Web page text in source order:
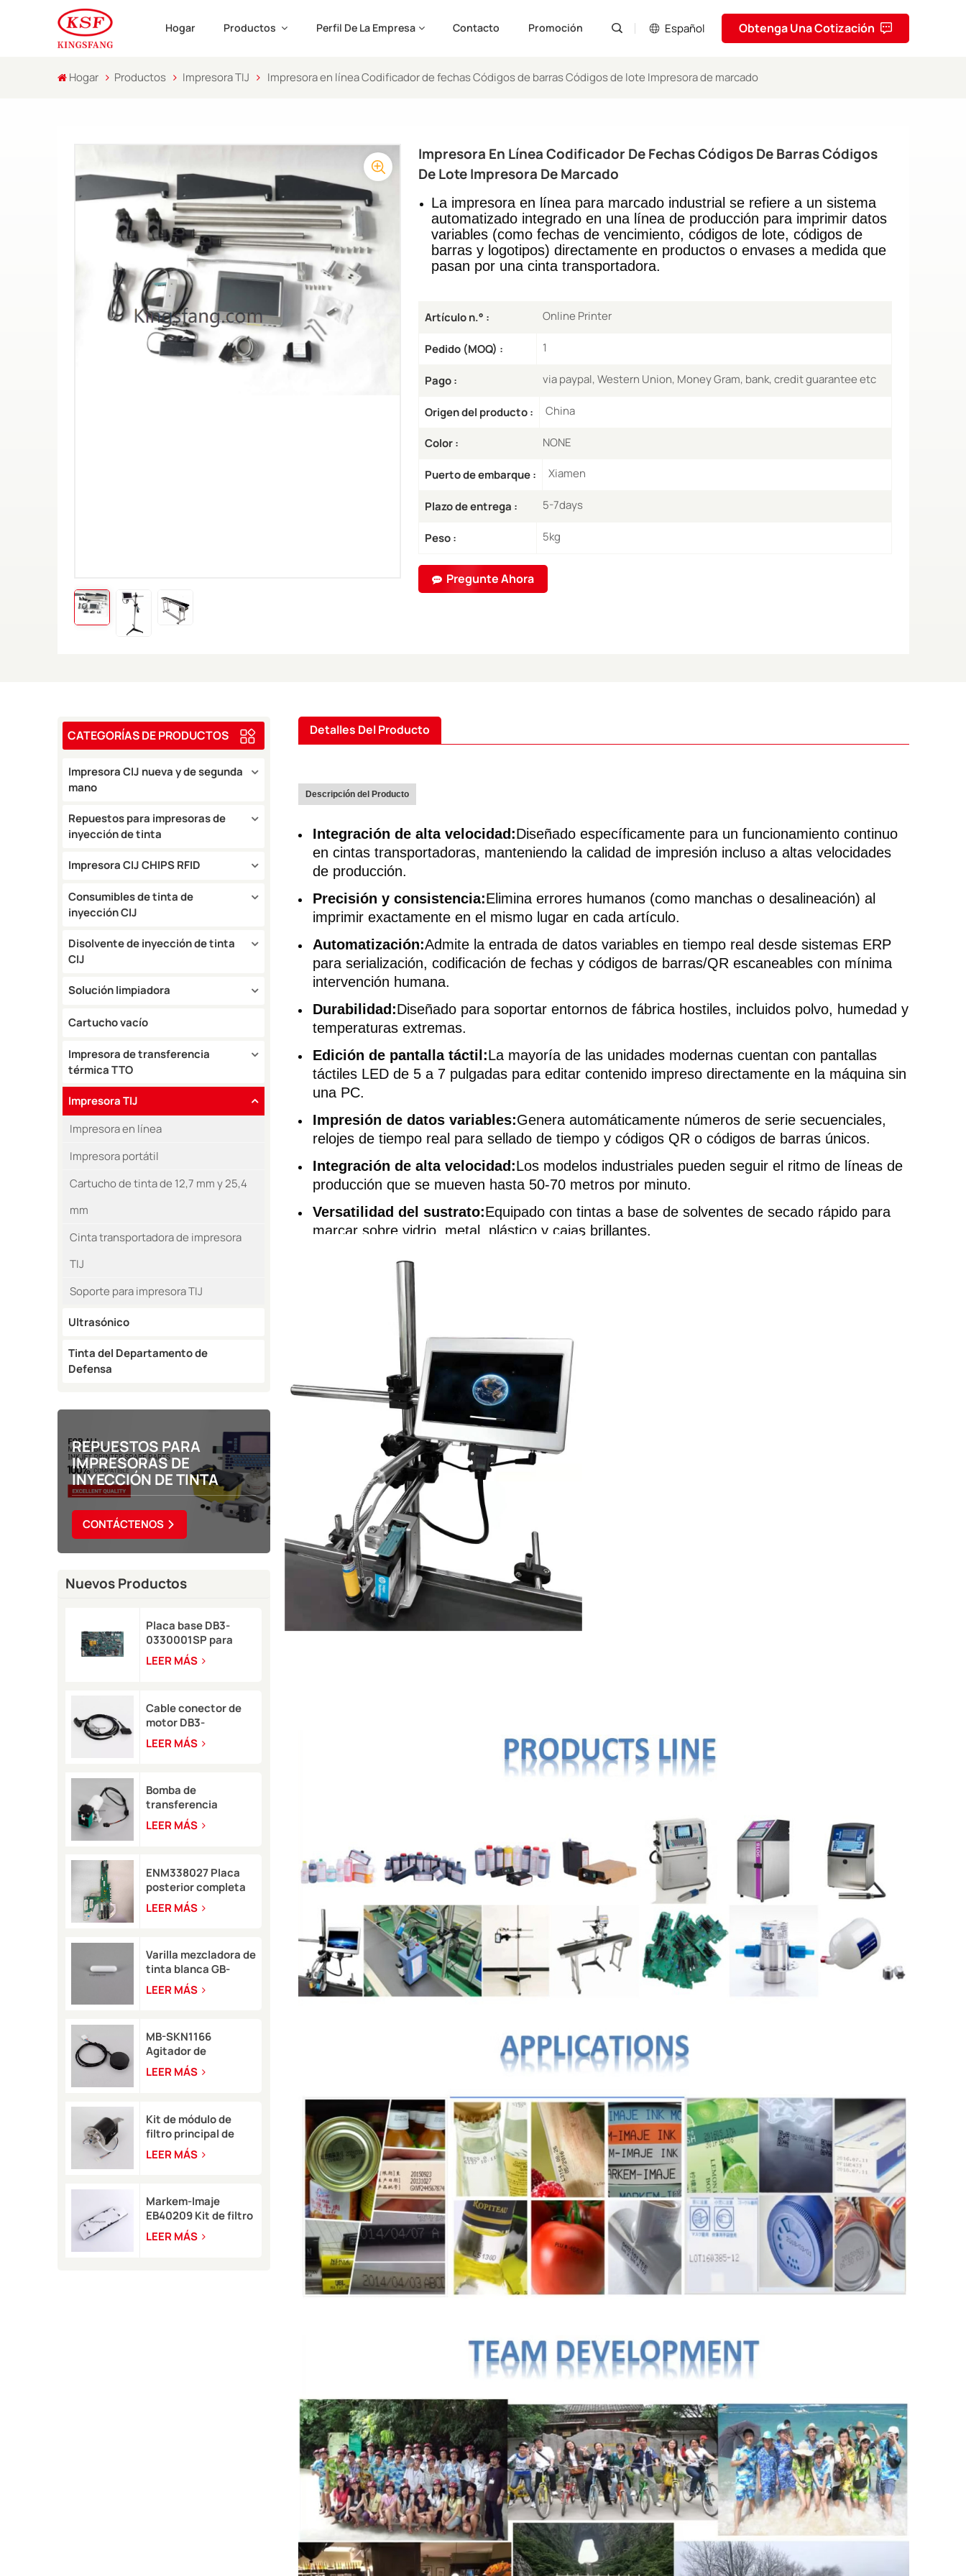
Hogar Productos Perfil De La Empresa Contacto Promoción Español
Español
العربية
فارسی
Obtenga Una Cotización
Hogar Productos Impresora TIJ Impresora en línea Codificador de fechas Códigos de barras Códigos de lote Impresora de marcado
Impresora En Línea Codificador De Fechas Códigos De Barras Códigos
De Lote Impresora De Marcado
La impresora en línea para marcado industrial se refiere a un sistema
automatizado integrado en una línea de producción para imprimir datos
variables (como fechas de vencimiento, códigos de lote, códigos de
barras y logotipos) directamente en productos o envases a medida que
pasan por una cinta transportadora.
Artículo n.° : Online Printer
Pedido (MOQ) : 1
Pago : via paypal, Western Union, Money Gram, bank, credit guarantee etc
Origen del producto : China
Color : NONE
Puerto de embarque : Xiamen
Plazo de entrega : 5-7days
Peso : 5kg
Pregunte Ahora
CATEGORÍAS DE PRODUCTOS
Impresora CIJ nueva y de segunda
mano
Repuestos para impresoras de
inyección de tinta
Impresora CIJ CHIPS RFID
Consumibles de tinta de
inyección CIJ
Disolvente de inyección de tinta
CIJ
Solución limpiadora
Cartucho vacío
Impresora de transferencia
térmica TTO
Impresora TIJ
Impresora en línea
Impresora portátil
Cartucho de tinta de 12,7 mm y 25,4
mm
Cinta transportadora de impresora
TIJ
Soporte para impresora TIJ
Ultrasónico
Tinta del Departamento de
Defensa
REPUESTOS PARA
IMPRESORAS DE
INYECCIÓN DE TINTA
CONTÁCTENOS
Nuevos Productos
Placa base DB3-
0330001SP para
impresora de
inyección de tinta
LEER MÁS
Cable conector de
motor DB3-
0320002SP Serie A
para impresora de
LEER MÁS
Bomba de
transferencia
LB11057 para
impresora de
LEER MÁS
ENM338027 Placa
posterior completa
para impresora
Markem-Imaje 2200
LEER MÁS
Varilla mezcladora de
tinta blanca GB-
SKN0946 8*35 para
impresora de
LEER MÁS
MB-SKN1166
Agitador de
pigmento Rottweil
para tipo M/R
LEER MÁS
Kit de módulo de
filtro principal de
tinta blanca
EB49406 con sensor
LEER MÁS
Markem-Imaje
EB40209 Kit de filtro
de aire de circuito
para impresora de
LEER MÁS
Detalles Del Producto
Descripción del Producto
Integración de alta velocidad:Diseñado específicamente para un funcionamiento continuo
en cintas transportadoras, manteniendo la calidad de impresión incluso a altas velocidades
de producción.
Precisión y consistencia:Elimina errores humanos (como manchas o desalineación) al
imprimir exactamente en el mismo lugar en cada artículo.
Automatización:Admite la entrada de datos variables en tiempo real desde sistemas ERP
para serialización, codificación de fechas y códigos de barras/QR escaneables con mínima
intervención humana.
Durabilidad:Diseñado para soportar entornos de fábrica hostiles, incluidos polvo, humedad y
temperaturas extremas.
Edición de pantalla táctil:La mayoría de las unidades modernas cuentan con pantallas
táctiles LED de 5 a 7 pulgadas para editar contenido impreso directamente en la máquina sin
una PC.
Impresión de datos variables:Genera automáticamente números de serie secuenciales,
relojes de tiempo real para sellado de tiempo y códigos QR o códigos de barras únicos.
Integración de alta velocidad:Los modelos industriales pueden seguir el ritmo de líneas de
producción que se mueven hasta 50-70 metros por minuto.
Versatilidad del sustrato:Equipado con tintas a base de solventes de secado rápido para
marcar sobre vidrio, metal, plástico y cajas brillantes.